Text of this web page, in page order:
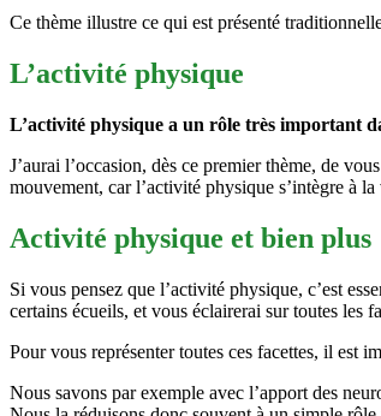
Ce thème illustre ce qui est présenté
L’activité physique
L’activité physique a un rôle très important
J’aurai l’occasion, dès ce premier thème, de
mouvement, car l’activité physique s’intègre à
Activité physique et bien plus
Si vous pensez que l’activité physique, c’est
certains écueils, et vous éclairerai sur toutes les
Pour vous représenter toutes ces facettes, il est
Nous savons par exemple avec l’apport des